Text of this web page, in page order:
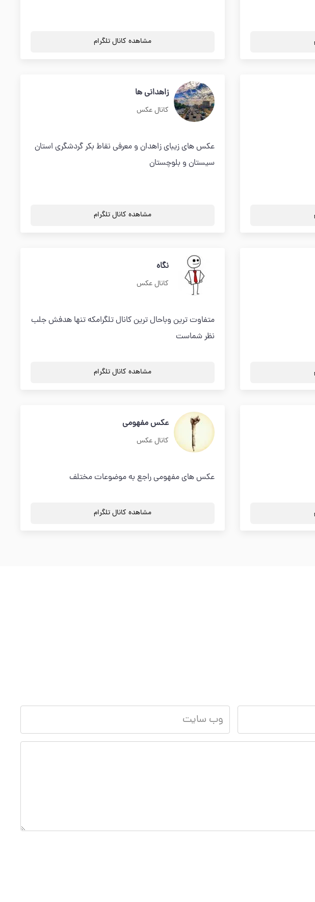
مشاهده کانال تلگرام
زاهدانی ها
کانال عکس
عکس های زیبای زاهدان و معرفی نقاط بکر گردشگری استان
سیستان و بلوچستان
مشاهده کانال تلگرام
نگاه
کانال عکس
متفاوت ترین وباحال ترین کانال تلگرامکه تنها هدفش جلب
نظر شماست
مشاهده کانال تلگرام
عکس مفهومی
کانال عکس
عکس های مفهومی راجع به موضوعات مختلف
مشاهده کانال تلگرام